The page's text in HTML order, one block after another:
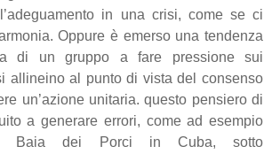
in una crisi, come se ci
Oppure è emerso una tendenza
di un gruppo a fare pressione sui
allineino al punto di vista del consenso
un’azione unitaria. questo pensiero di
a generare errori, come ad esempio
Baia dei Porci in Cuba, sotto